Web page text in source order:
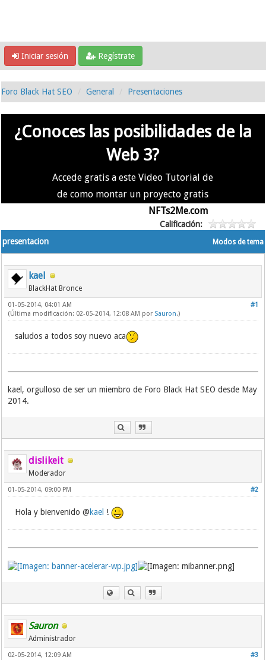
Iniciar sesión Regístrate
Foro Black Hat SEO General Presentaciones
¿Conoces las posibilidades de la
Web 3?
Accede gratis a este Video Tutorial de
de como montar un proyecto gratis
NFTs2Me.com
Calificación:
Modos de tema
presentacion
kael
BlackHat Bronce
#1
01-05-2014, 04:01 AM
(Última modificación: 02-05-2014, 12:08 AM por Sauron.)
saludos a todos soy nuevo aca
kael, orgulloso de ser un miembro de Foro Black Hat SEO desde May
2014.
dislikeit
Moderador
#2
01-05-2014, 09:00 PM
Hola y bienvenido @kael !
Sauron
Administrador
#3
02-05-2014, 12:09 AM